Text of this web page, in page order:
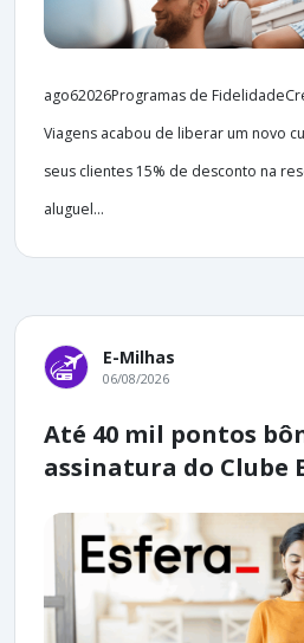
ago62026Programas de
Viagens acabou de liberar um novo
seus clientes 15% de desconto na
aluguel...
E-Milhas
06/08/2026
Até 40 mil pontos
assinatura do Clube